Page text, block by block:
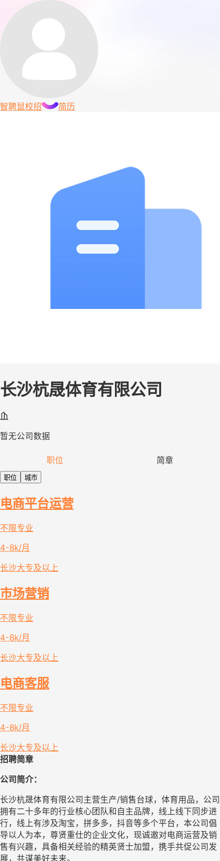
智聘鼠校招 简历
长沙杭晟体育有限公司
暂无公司数据
职位 简章
职位 城市
电商平台运营
不限专业
4-8k/月
长沙大专及以上
市场营销
不限专业
4-8k/月
长沙大专及以上
电商客服
不限专业
4-8k/月
长沙大专及以上
招聘简章
公司简介：
长沙杭晟体育有限公司主营生产/销售台球，体育用品，公司
拥有二十多年的行业核心团队和自主品牌，线上线下同步进
行，线上有涉及淘宝，拼多多，抖音等多个平台，本公司倡
导以人为本，尊贤重仕的企业文化，现诚邀对电商运营及销
售有兴趣，具备相关经验的精英贤士加盟， 携手共促公司发
展，共谋美好未来。